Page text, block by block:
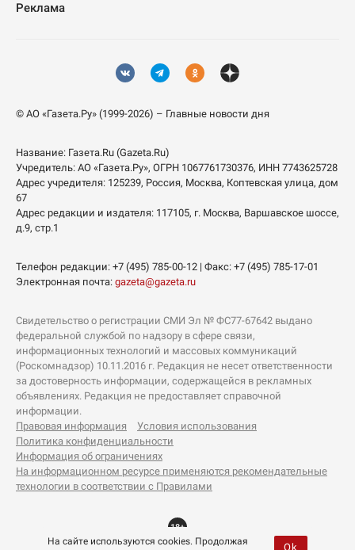
На сайте используются cookies. Продолжая
Ok
Реклама
© АО «Газета.Ру» (1999-2026) – Главные новости дня
Название: Газета.Ru (Gazeta.Ru)
Учредитель: АО «Газета.Ру», ОГРН 1067761730376, ИНН 7743625728
Адрес учредителя: 125239, Россия, Москва, Коптевская улица, дом
67
Адрес редакции и издателя: 117105, г. Москва, Варшавское шоссе,
д.9, стр.1
Телефон редакции: +7 (495) 785-00-12 | Факс: +7 (495) 785-17-01
Электронная почта: gazeta@gazeta.ru
Свидетельство о регистрации СМИ Эл № ФС77-67642 выдано
федеральной службой по надзору в сфере связи,
информационных технологий и массовых коммуникаций
(Роскомнадзор) 10.11.2016 г. Редакция не несет ответственности
за достоверность информации, содержащейся в рекламных
объявлениях. Редакция не предоставляет справочной
информации.
Правовая информация
Условия использования
Политика конфиденциальности
Информация об ограничениях
На информационном ресурсе применяются рекомендательные
технологии в соответствии с Правилами
18+